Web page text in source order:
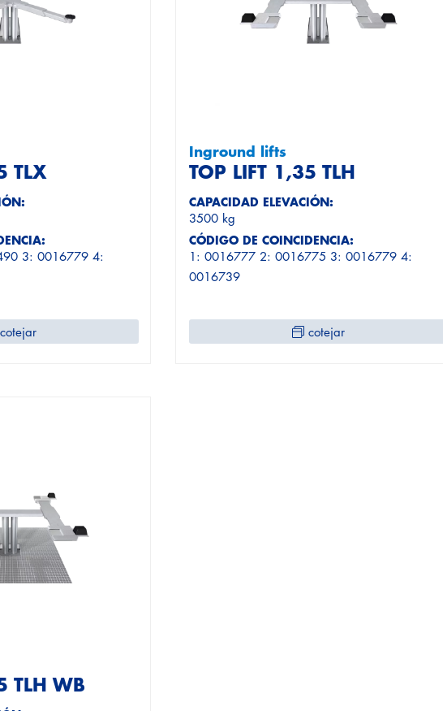
TLX
3: 0016779 4:
Inground lifts
TOP LIFT 1,35 TLH
CAPACIDAD ELEVACIÓN:
3500 kg
CÓDIGO DE COINCIDENCIA:
1: 0016777 2: 0016775 3: 0016779 4:
0016739
cotejar
TLH WB